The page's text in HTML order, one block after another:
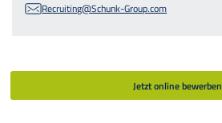
Recruiting@Schunk-Group.com
Jetzt online bewerben